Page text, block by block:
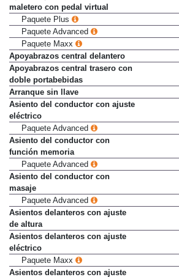
Apertura y cierre automático del
maletero con pedal virtual
Paquete Plus
Paquete Advanced
Paquete Maxx
Apoyabrazos central delantero
Apoyabrazos central trasero con
doble portabebidas
Arranque sin llave
Asiento del conductor con ajuste
eléctrico
Paquete Advanced
Asiento del conductor con
función memoria
Paquete Advanced
Asiento del conductor con
masaje
Paquete Advanced
Asientos delanteros con ajuste
de altura
Asientos delanteros con ajuste
eléctrico
Paquete Maxx